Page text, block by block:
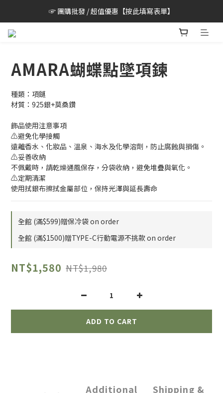
☞ 團購批發 / 超值優惠【按此填寫表單】
AMARA蝴蝶點墜項鍊
種類：項鏈
材質：925銀+莫桑鑽
飾品使用注意事項
⚠️避免化學接觸
遠離香水、化妝品、溫泉、海水及化學溶劑，防止腐蝕與損傷。
⚠️妥善收納
不佩戴時，請乾燥通風保存，分袋收納，避免堆疊與氧化。
⚠️定期清潔
使用拭銀布擦拭金屬部位，保持光澤與延長壽命
全館 (滿$599)贈保冷袋 on order
全館 (滿$1500)贈TYPE-C行動電源不挑款 on order
NT$1,580 NT$1,980
ADD TO CART
Additional
Shipping &